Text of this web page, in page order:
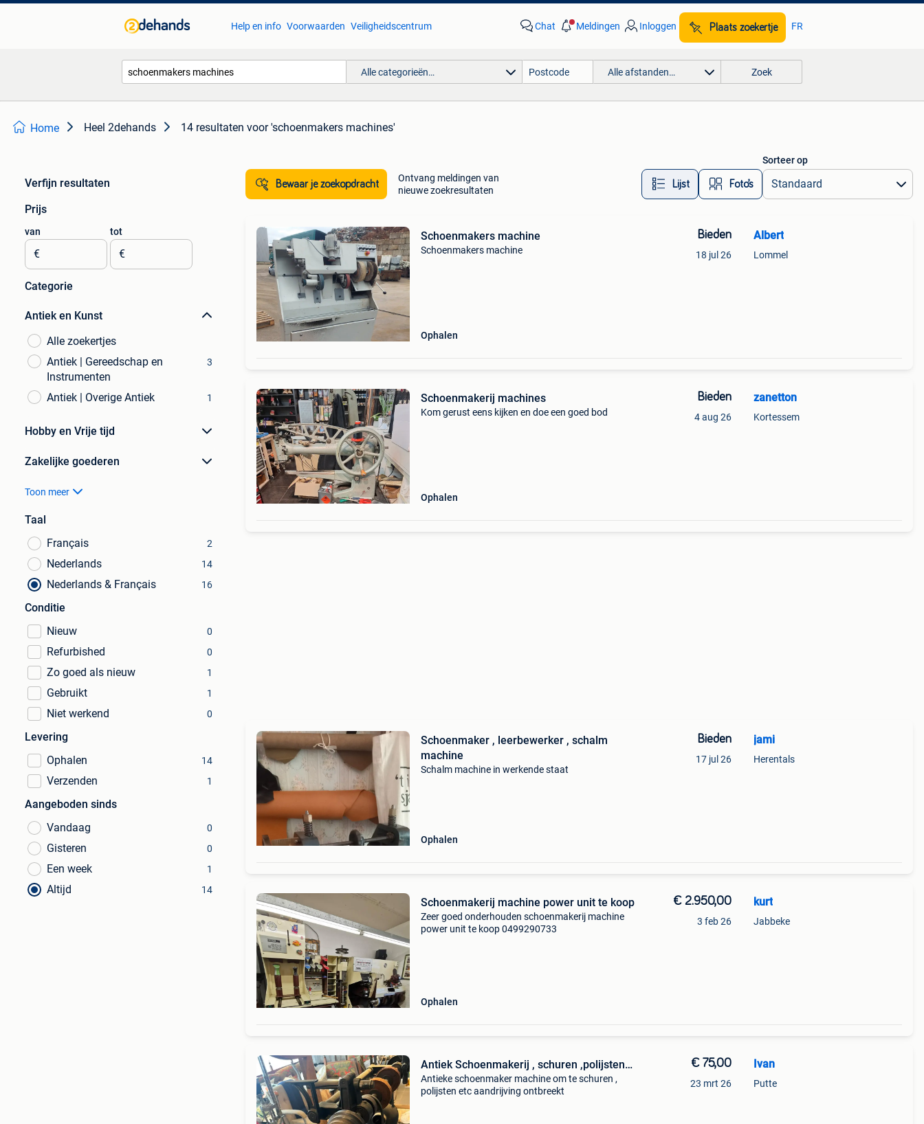
Help en info Voorwaarden Veiligheidscentrum Chat Meldingen Inloggen Plaats zoekertje FR
Alle categorieën… Alle afstanden… Zoek
Home Heel 2dehands 14 resultaten voor 'schoenmakers machines'
Verfijn resultaten
Prijs
van
€
tot
€
Categorie
Antiek en Kunst
Alle zoekertjes
Antiek | Gereedschap en
Instrumenten
3
Antiek | Overige Antiek 1
Hobby en Vrije tijd
Zakelijke goederen
Toon meer
Taal
Français
2
Nederlands 14
Nederlands & Français 16
Conditie
Nieuw
0
Refurbished 0
Zo goed als nieuw 1
Gebruikt 1
Niet werkend 0
Levering
Ophalen
14
Verzenden 1
Aangeboden sinds
Vandaag
0
Gisteren 0
Een week 1
Altijd 14
Bewaar je zoekopdracht
Ontvang meldingen van
nieuwe zoekresultaten
Lijst Foto’s
Sorteer op
Schoenmakers machine
Schoenmakers machine
Ophalen
Bieden
18 jul 26
Albert
Lommel
Schoenmakerij machines
Kom gerust eens kijken en doe een goed bod
Ophalen
Bieden
4 aug 26
zanetton
Kortessem
Schoenmaker , leerbewerker , schalm
machine
Schalm machine in werkende staat
Ophalen
Bieden
17 jul 26
jami
Herentals
Schoenmakerij machine power unit te koop
Zeer goed onderhouden schoenmakerij machine
power unit te koop 0499290733
Ophalen
€ 2.950,00
3 feb 26
kurt
Jabbeke
Antiek Schoenmakerij , schuren ,polijsten…
Antieke schoenmaker machine om te schuren ,
polijsten etc aandrijving ontbreekt
€ 75,00
23 mrt 26
Ivan
Putte